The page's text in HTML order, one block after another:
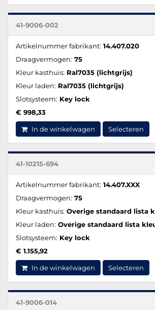
41-9006-002
Artikelnummer fabrikant: 14.407.020
Draagvermogen: 75
Kleur kasthuis: Ral7035 (lichtgrijs)
Kleur laden: Ral7035 (lichtgrijs)
Slotsysteem: Key lock
€ 998,33
In de winkelwagen Selecteren
41-10215-694
Artikelnummer fabrikant: 14.407.XXX
Draagvermogen: 75
Kleur kasthuis: Overige standaard lista
Kleur laden: Overige standaard lista
Slotsysteem: Key lock
€ 1.155,92
In de winkelwagen Selecteren
41-9006-014